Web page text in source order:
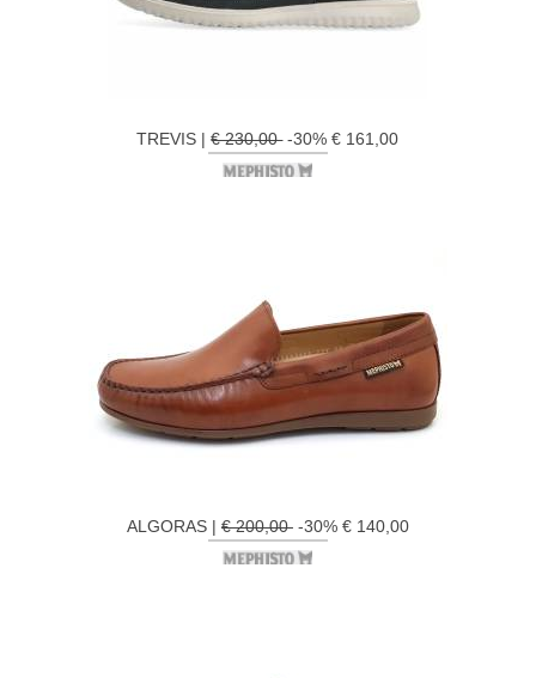
TREVIS |€ 230,00-30% € 161,00
ALGORAS | € 200,00-30% € 140,00